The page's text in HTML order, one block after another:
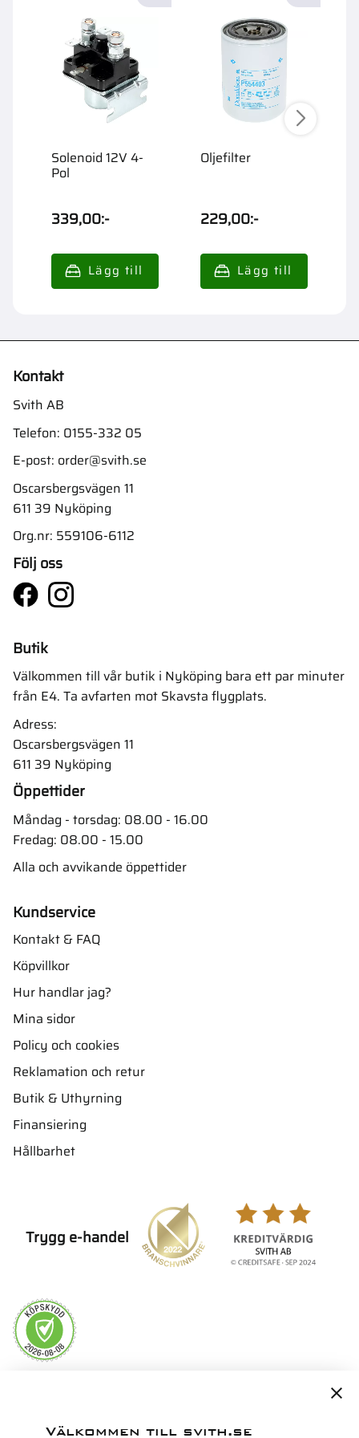
Solenoid 12V 4-
Pol
339,00:-
Oljefilter
229,00:-
Kontakt
Svith AB
Telefon: 0155-332 05
E-post: order@svith.se
Oscarsbergsvägen 11
611 39 Nyköping
Org.nr: 559106-6112
Följ oss
Butik
Välkommen till vår butik i Nyköping bara ett par minuter
från E4. Ta avfarten mot Skavsta flygplats.
Adress:
Oscarsbergsvägen 11
611 39 Nyköping
Öppettider
Måndag - torsdag: 08.00 - 16.00
Fredag: 08.00 - 15.00
Alla och avvikande öppettider
Kundservice
Kontakt & FAQ
Köpvillkor
Hur handlar jag?
Mina sidor
Policy och cookies
Reklamation och retur
Butik & Uthyrning
Finansiering
Hållbarhet
Trygg e-handel
Välkommen till svith.se